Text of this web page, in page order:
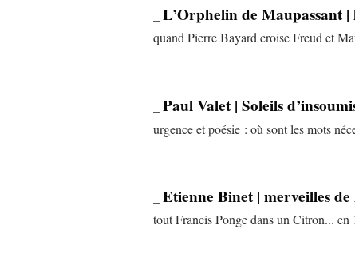
L’Orphelin de Maupassant
quand Pierre Bayard croise Freud et
Paul Valet | Soleils
urgence et poésie : où sont les mots
Etienne Binet | merveilles de
tout Francis Ponge dans un Citron... en